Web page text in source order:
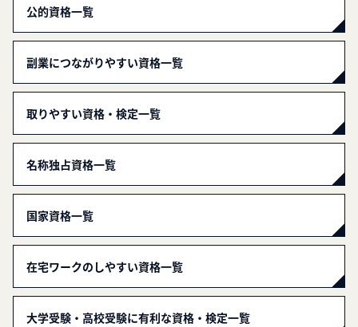
公的資格一覧
副業につながりやすい資格一覧
取りやすい資格・検定一覧
名称独占資格一覧
国家資格一覧
在宅ワークのしやすい資格一覧
大学受験・高校受験に有利な資格・検定一覧